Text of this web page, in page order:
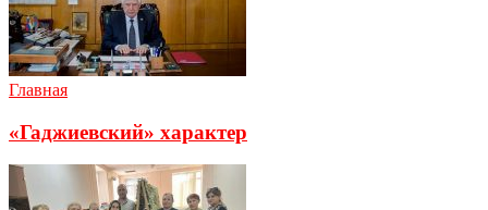
Главная
«Гаджиевский» характер